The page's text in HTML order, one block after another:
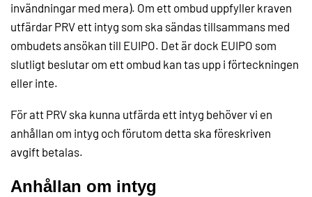
invändningar med mera). Om ett ombud uppfyller kraven
utfärdar PRV ett intyg som ska sändas tillsammans med
ombudets ansökan till EUIPO. Det är dock EUIPO som
slutligt beslutar om ett ombud kan tas upp i förteckningen
eller inte.
För att PRV ska kunna utfärda ett intyg behöver vi en
anhållan om intyg och förutom detta ska föreskriven
avgift betalas.
Anhållan om intyg